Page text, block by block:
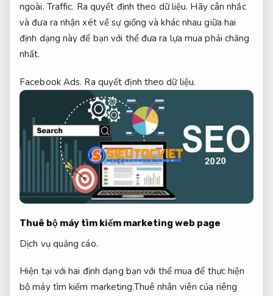
ngoài. Traffic. Ra quyết định theo dữ liệu. Hãy cân nhắc
và đưa ra nhận xét về sự giống và khác nhau giữa hai
định dạng này để bạn với thể đưa ra lựa mua phải chăng
nhất.
Facebook Ads. Ra quyết định theo dữ liệu.
Thuê bộ máy tìm kiếm marketing web page
Dịch vụ quảng cáo.
Hiện tại với hai định dạng bạn với thể mua để thực hiện
bộ máy tìm kiếm marketing.Thuê nhân viên của riêng